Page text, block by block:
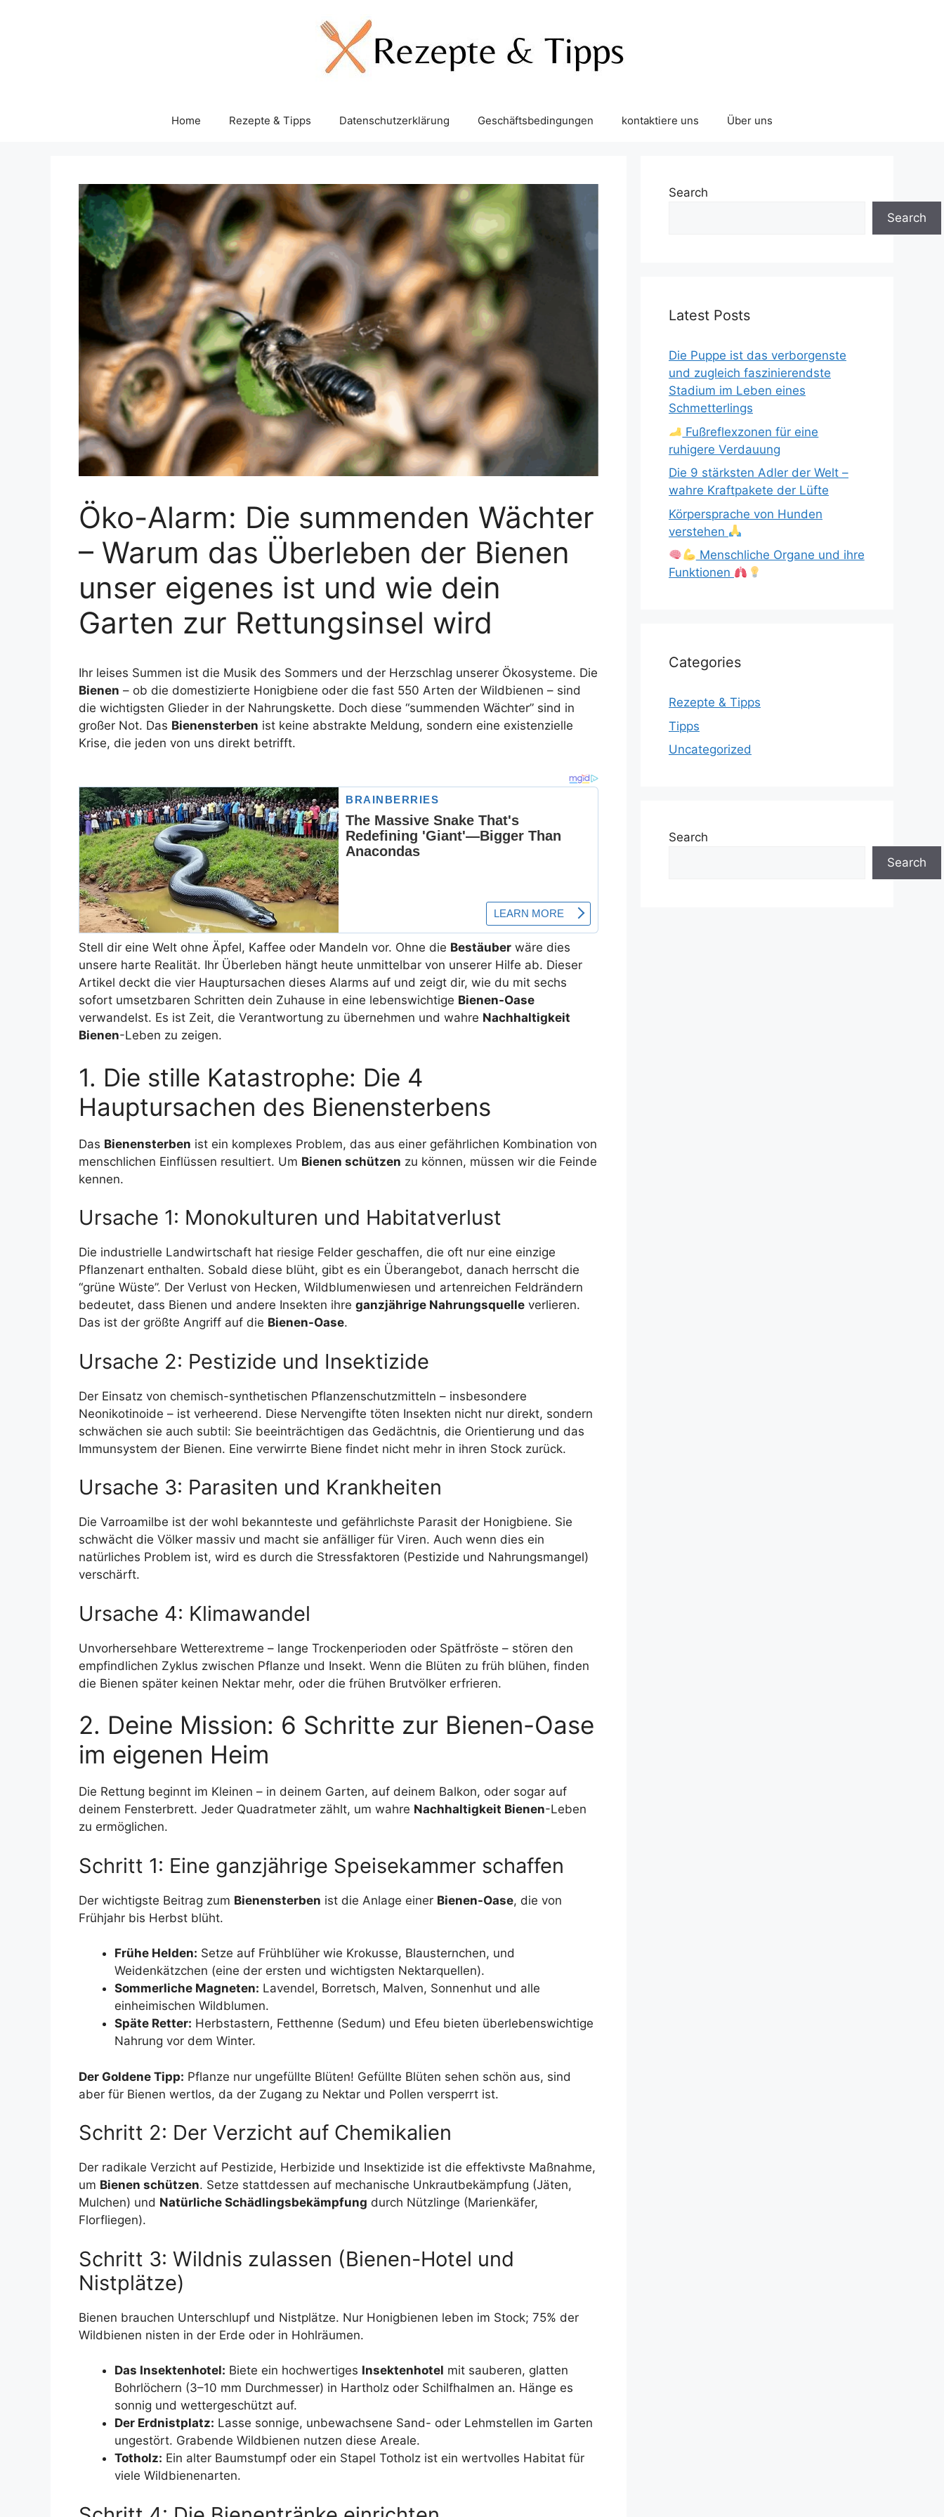
Home Rezepte & Tipps Datenschutzerklärung Geschäftsbedingungen kontaktiere uns Über uns
Öko-Alarm: Die summenden Wächter
– Warum das Überleben der Bienen
unser eigenes ist und wie dein
Garten zur Rettungsinsel wird
Ihr leises Summen ist die Musik des Sommers und der Herzschlag unserer Ökosysteme. Die
Bienen – ob die domestizierte Honigbiene oder die fast 550 Arten der Wildbienen – sind
die wichtigsten Glieder in der Nahrungskette. Doch diese “summenden Wächter” sind in
großer Not. Das Bienensterben ist keine abstrakte Meldung, sondern eine existenzielle
Krise, die jeden von uns direkt betrifft.
Stell dir eine Welt ohne Äpfel, Kaffee oder Mandeln vor. Ohne die Bestäuber wäre dies
unsere harte Realität. Ihr Überleben hängt heute unmittelbar von unserer Hilfe ab. Dieser
Artikel deckt die vier Hauptursachen dieses Alarms auf und zeigt dir, wie du mit sechs
sofort umsetzbaren Schritten dein Zuhause in eine lebenswichtige Bienen-Oase
verwandelst. Es ist Zeit, die Verantwortung zu übernehmen und wahre Nachhaltigkeit
Bienen-Leben zu zeigen.
1. Die stille Katastrophe: Die 4
Hauptursachen des Bienensterbens
Das Bienensterben ist ein komplexes Problem, das aus einer gefährlichen Kombination von
menschlichen Einflüssen resultiert. Um Bienen schützen zu können, müssen wir die Feinde
kennen.
Ursache 1: Monokulturen und Habitatverlust
Die industrielle Landwirtschaft hat riesige Felder geschaffen, die oft nur eine einzige
Pflanzenart enthalten. Sobald diese blüht, gibt es ein Überangebot, danach herrscht die
“grüne Wüste”. Der Verlust von Hecken, Wildblumenwiesen und artenreichen Feldrändern
bedeutet, dass Bienen und andere Insekten ihre ganzjährige Nahrungsquelle verlieren.
Das ist der größte Angriff auf die Bienen-Oase.
Ursache 2: Pestizide und Insektizide
Der Einsatz von chemisch-synthetischen Pflanzenschutzmitteln – insbesondere
Neonikotinoide – ist verheerend. Diese Nervengifte töten Insekten nicht nur direkt, sondern
schwächen sie auch subtil: Sie beeinträchtigen das Gedächtnis, die Orientierung und das
Immunsystem der Bienen. Eine verwirrte Biene findet nicht mehr in ihren Stock zurück.
Ursache 3: Parasiten und Krankheiten
Die Varroamilbe ist der wohl bekannteste und gefährlichste Parasit der Honigbiene. Sie
schwächt die Völker massiv und macht sie anfälliger für Viren. Auch wenn dies ein
natürliches Problem ist, wird es durch die Stressfaktoren (Pestizide und Nahrungsmangel)
verschärft.
Ursache 4: Klimawandel
Unvorhersehbare Wetterextreme – lange Trockenperioden oder Spätfröste – stören den
empfindlichen Zyklus zwischen Pflanze und Insekt. Wenn die Blüten zu früh blühen, finden
die Bienen später keinen Nektar mehr, oder die frühen Brutvölker erfrieren.
2. Deine Mission: 6 Schritte zur Bienen-Oase
im eigenen Heim
Die Rettung beginnt im Kleinen – in deinem Garten, auf deinem Balkon, oder sogar auf
deinem Fensterbrett. Jeder Quadratmeter zählt, um wahre Nachhaltigkeit Bienen-Leben
zu ermöglichen.
Schritt 1: Eine ganzjährige Speisekammer schaffen
Der wichtigste Beitrag zum Bienensterben ist die Anlage einer Bienen-Oase, die von
Frühjahr bis Herbst blüht.
Frühe Helden: Setze auf Frühblüher wie Krokusse, Blausternchen, und
Weidenkätzchen (eine der ersten und wichtigsten Nektarquellen).
Sommerliche Magneten: Lavendel, Borretsch, Malven, Sonnenhut und alle
einheimischen Wildblumen.
Späte Retter: Herbstastern, Fetthenne (Sedum) und Efeu bieten überlebenswichtige
Nahrung vor dem Winter.
Der Goldene Tipp: Pflanze nur ungefüllte Blüten! Gefüllte Blüten sehen schön aus, sind
aber für Bienen wertlos, da der Zugang zu Nektar und Pollen versperrt ist.
Schritt 2: Der Verzicht auf Chemikalien
Der radikale Verzicht auf Pestizide, Herbizide und Insektizide ist die effektivste Maßnahme,
um Bienen schützen. Setze stattdessen auf mechanische Unkrautbekämpfung (Jäten,
Mulchen) und Natürliche Schädlingsbekämpfung durch Nützlinge (Marienkäfer,
Florfliegen).
Schritt 3: Wildnis zulassen (Bienen-Hotel und
Nistplätze)
Bienen brauchen Unterschlupf und Nistplätze. Nur Honigbienen leben im Stock; 75% der
Wildbienen nisten in der Erde oder in Hohlräumen.
Das Insektenhotel: Biete ein hochwertiges Insektenhotel mit sauberen, glatten
Bohrlöchern (3–10 mm Durchmesser) in Hartholz oder Schilfhalmen an. Hänge es
sonnig und wettergeschützt auf.
Der Erdnistplatz: Lasse sonnige, unbewachsene Sand- oder Lehmstellen im Garten
ungestört. Grabende Wildbienen nutzen diese Areale.
Totholz: Ein alter Baumstumpf oder ein Stapel Totholz ist ein wertvolles Habitat für
viele Wildbienenarten.
Search
Search
Latest Posts
Die Puppe ist das verborgenste
und zugleich faszinierendste
Stadium im Leben eines
Schmetterlings
Fußreflexzonen für eine
ruhigere Verdauung
Die 9 stärksten Adler der Welt –
wahre Kraftpakete der Lüfte
Körpersprache von Hunden
verstehen
Menschliche Organe und ihre
Funktionen
Categories
Rezepte & Tipps
Tipps
Uncategorized
Search
Search